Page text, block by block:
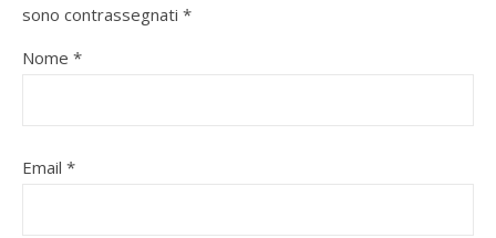
sono contrassegnati *
Nome *
Email *